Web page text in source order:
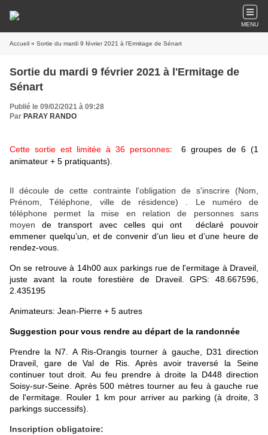
MENU
Accueil » Sortie du mardi 9 février 2021 à l'Ermitage de Sénart
Sortie du mardi 9 février 2021 à l'Ermitage de
Sénart
Publié le 09/02/2021 à 09:28
Par PARAY RANDO
Cette sortie est limitée à 36 personnes: 6 groupes de 6 (1
animateur + 5 pratiquants).
Il découle de cette contrainte l'obligation de s'inscrire (Nom,
Prénom, Téléphone, ville de résidence) . Le numéro de
téléphone permet la mise en relation de personnes sans
moyen de transport avec celles qui ont déclaré pouvoir
emmener quelqu’un,
et de convenir d’un lieu et d’une heure de
rendez-vous.
On se retrouve à 14h00 aux parkings rue de l'ermitage à Draveil,
juste avant la route forestière de Draveil. GPS: 48.667596,
2.435195
Animateurs: Jean-Pierre + 5 autres
Suggestion pour vous rendre au départ de la randonnée
Prendre la N7. A Ris-Orangis tourner à gauche, D31 direction
Draveil, gare de Val de Ris. Après avoir traversé la Seine
continuer tout droit. Au feu prendre à droite la D448 direction
Soisy-sur-Seine. Après 500 mètres tourner au feu à gauche rue
de l'ermitage. Rouler 1 km pour arriver au parking (à droite, 3
parkings successifs).
Inscription obligatoire: